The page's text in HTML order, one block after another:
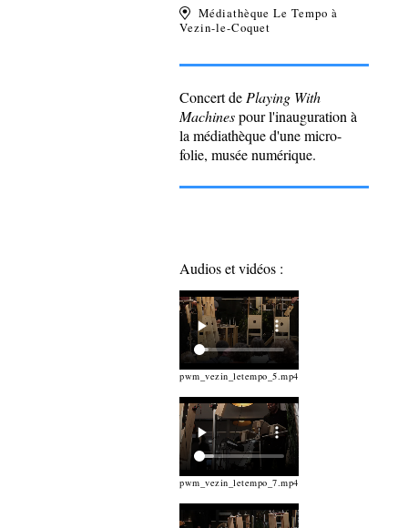
Médiathèque Le Tempo à
Vezin-le-Coquet
Concert dePlaying With
Machinespour l'inauguration à
la médiathèque d'une micro-
folie, musée numérique.
Audios et vidéos :
pwm_vezin_letempo_5.mp4
pwm_vezin_letempo_7.mp4